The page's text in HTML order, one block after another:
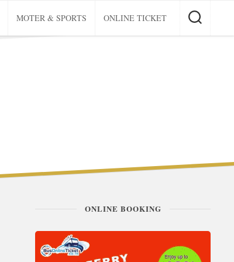
MOTER & SPORTS ONLINE TICKET
ONLINE BOOKING